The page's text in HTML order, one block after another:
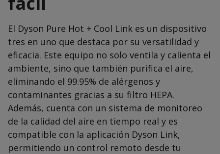
El Dyson Pure Hot + Cool Link es un dispositivo
tres en uno que destaca por su versatilidad y
eficacia. Este equipo no solo ventila y calienta el
ambiente, sino que también purifica el aire,
eliminando el 99.95% de alérgenos y
contaminantes gracias a su filtro HEPA.
Además, cuenta con un sistema de monitoreo
de la calidad del aire en tiempo real y es
compatible con la aplicación Dyson Link,
permitiendo un control remoto desde tu